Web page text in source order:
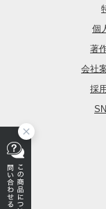
個
著
会社
採